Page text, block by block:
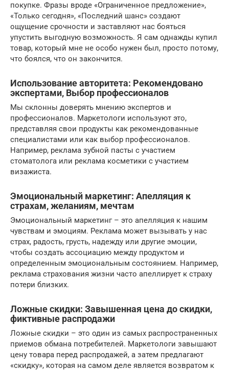
покупке. Фразы вроде «Ограниченное предложение»,
«Только сегодня», «Последний шанс» создают
ощущение срочности и заставляют нас бояться
упустить выгодную возможность. Я сам однажды купил
товар, который мне не особо нужен был, просто потому,
что боялся, что он закончится.
Использование авторитета: Рекомендовано
экспертами, Выбор профессионалов
Мы склонны доверять мнению экспертов и
профессионалов. Маркетологи используют это,
представляя свои продукты как рекомендованные
специалистами или как выбор профессионалов.
Например, реклама зубной пасты с участием
стоматолога или реклама косметики с участием
визажиста.
Эмоциональный маркетинг: Апелляция к
страхам, желаниям, мечтам
Эмоциональный маркетинг – это апелляция к нашим
чувствам и эмоциям. Реклама может вызывать у нас
страх, радость, грусть, надежду или другие эмоции,
чтобы создать ассоциацию между продуктом и
определенным эмоциональным состоянием. Например,
реклама страхования жизни часто апеллирует к страху
потери близких.
Ложные скидки: Завышенная цена до скидки,
фиктивные распродажи
Ложные скидки – это один из самых распространенных
приемов обмана потребителей. Маркетологи завышают
цену товара перед распродажей, а затем предлагают
«скидку», которая на самом деле является возвратом к